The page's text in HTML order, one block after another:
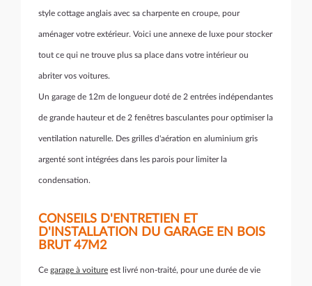
style cottage anglais avec sa charpente en croupe, pour
aménager votre extérieur. Voici une annexe de luxe pour stocker
tout ce qui ne trouve plus sa place dans votre intérieur ou
abriter vos voitures.
Un garage de 12m de longueur doté de 2 entrées indépendantes
de grande hauteur et de 2 fenêtres basculantes pour optimiser la
ventilation naturelle. Des grilles d'aération en aluminium gris
argenté sont intégrées dans les parois pour limiter la
condensation.
CONSEILS D'ENTRETIEN ET
D'INSTALLATION DU GARAGE EN BOIS
BRUT 47M2
Ce garage à voiture est livré non-traité, pour une durée de vie